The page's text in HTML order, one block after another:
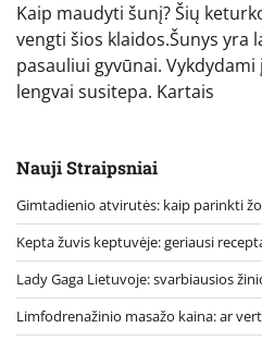
Kaip maudyti šunį? Šių
vengti šios klaidos.Šunys yra
pasauliui gyvūnai.
lengvai susitepa. Kartais
Nauji Straipsniai
Gimtadienio atvirutės: kaip parinkti
Kepta žuvis keptuvėje: geriausi
Lady Gaga Lietuvoje: svarbiausios
Limfodrenažinio masažo kaina: ar